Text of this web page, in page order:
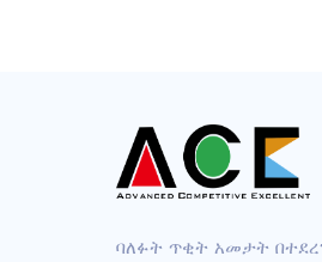
ባለፉት ጥቂት አመታት